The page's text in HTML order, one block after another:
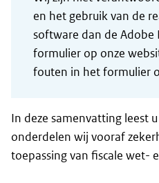
en het gebruik van de
software dan de Adobe
formulier op onze
fouten in het formulier
In deze samenvatting leest
onderdelen wij vooraf
toepassing van fiscale wet-